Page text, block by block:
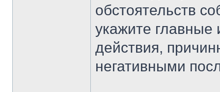
обстоятельств
укажите главные
действия,
негативными